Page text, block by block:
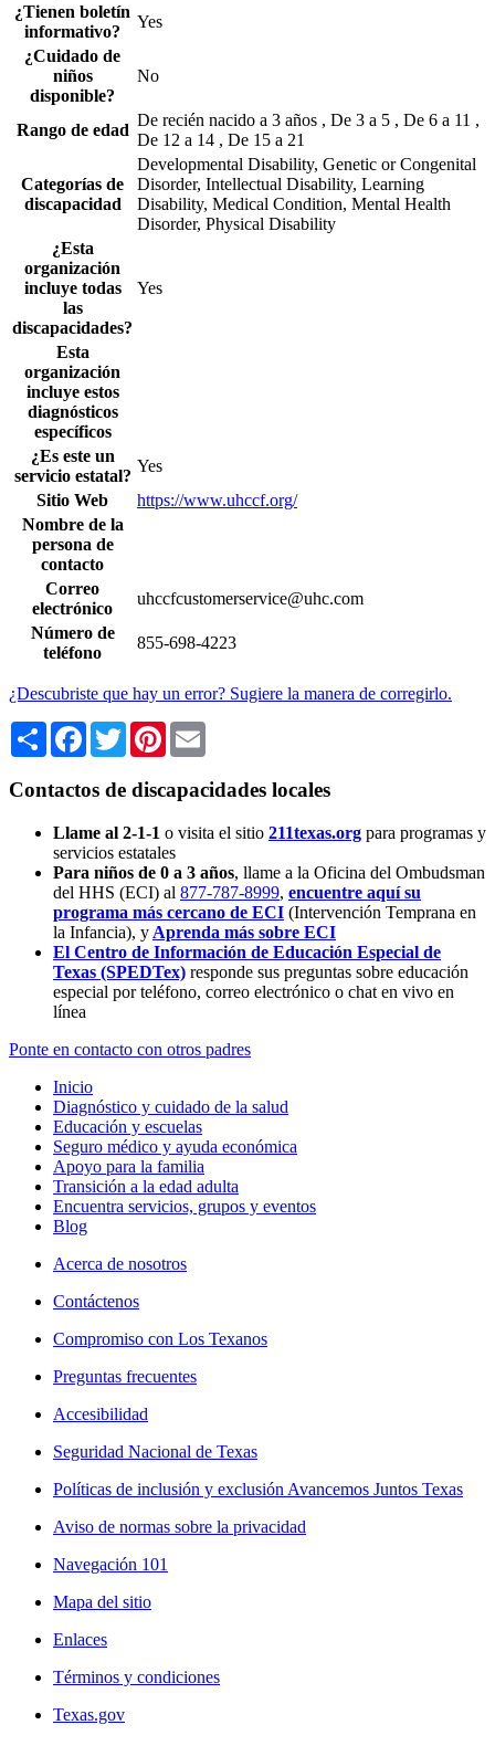
¿Tienen boletín
informativo?
Yes
¿Cuidado de
niños
disponible?
No
Rango de edad
De recién nacido a 3 años , De 3 a 5 , De 6 a 11 ,
De 12 a 14 , De 15 a 21
Categorías de
discapacidad
Developmental Disability, Genetic or Congenital
Disorder, Intellectual Disability, Learning
Disability, Medical Condition, Mental Health
Disorder, Physical Disability
¿Esta
organización
incluye todas
las
discapacidades?
Yes
Esta
organización
incluye estos
diagnósticos
específicos
¿Es este un
servicio estatal?
Yes
Sitio Web
https://www.uhccf.org/
Nombre de la
persona de
contacto
Correo
electrónico
uhccfcustomerservice@uhc.com
Número de
teléfono
855-698-4223
¿Descubriste que hay un error? Sugiere la manera de corregirlo.
Share Facebook
TwitterPinterest
Contactos de discapacidades locales
Llame al 2-1-1 o visita el sitio 211texas.org para programas y
servicios estatales
Para niños de 0 a 3 años, llame a la Oficina del Ombudsman
del HHS (ECI) al 877-787-8999, encuentre aquí su
programa más cercano de ECI (Intervención Temprana en
la Infancia), y Aprenda más sobre ECI
El Centro de Información de Educación Especial de
Texas (SPEDTex) responde sus preguntas sobre educación
especial por teléfono, correo electrónico o chat en vivo en
línea
Ponte en contacto con otros padres
Inicio
Diagnóstico y cuidado de la salud
Educación y escuelas
Seguro médico y ayuda económica
Apoyo para la familia
Transición a la edad adulta
Encuentra servicios, grupos y eventos
Blog
Acerca de nosotros
Contáctenos
Compromiso con Los Texanos
Preguntas frecuentes
Accesibilidad
Seguridad Nacional de Texas
Políticas de inclusión y exclusión Avancemos Juntos Texas
Aviso de normas sobre la privacidad
Navegación 101
Mapa del sitio
Enlaces
Términos y condiciones
Texas.gov